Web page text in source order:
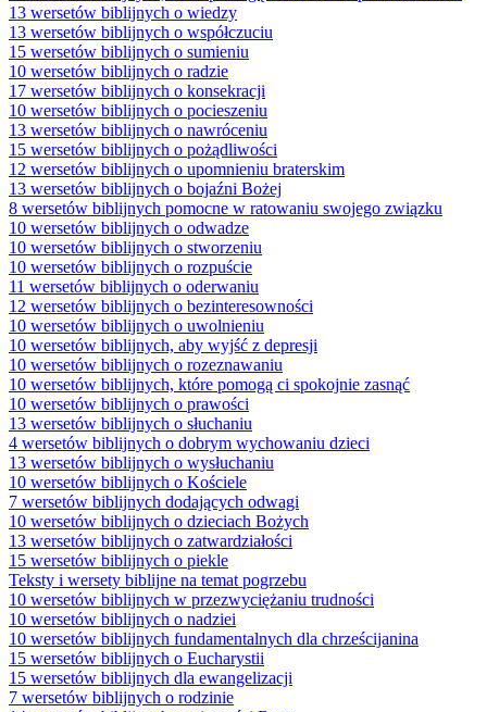
13 wersetów biblijnych o wiedzy
13 wersetów biblijnych o współczuciu
15 wersetów biblijnych o sumieniu
10 wersetów biblijnych o radzie
17 wersetów biblijnych o konsekracji
10 wersetów biblijnych o pocieszeniu
13 wersetów biblijnych o nawróceniu
15 wersetów biblijnych o pożądliwości
12 wersetów biblijnych o upomnieniu braterskim
13 wersetów biblijnych o bojaźni Bożej
8 wersetów biblijnych pomocne w ratowaniu swojego związku
10 wersetów biblijnych o odwadze
10 wersetów biblijnych o stworzeniu
10 wersetów biblijnych o rozpuście
11 wersetów biblijnych o oderwaniu
12 wersetów biblijnych o bezinteresowności
10 wersetów biblijnych o uwolnieniu
10 wersetów biblijnych, aby wyjść z depresji
10 wersetów biblijnych o rozeznawaniu
10 wersetów biblijnych, które pomogą ci spokojnie zasnąć
10 wersetów biblijnych o prawości
13 wersetów biblijnych o słuchaniu
4 wersetów biblijnych o dobrym wychowaniu dzieci
13 wersetów biblijnych o wysłuchaniu
10 wersetów biblijnych o Kościele
7 wersetów biblijnych dodających odwagi
10 wersetów biblijnych o dzieciach Bożych
13 wersetów biblijnych o zatwardziałości
15 wersetów biblijnych o piekle
Teksty i wersety biblijne na temat pogrzebu
10 wersetów biblijnych w przezwyciężaniu trudności
10 wersetów biblijnych o nadziei
10 wersetów biblijnych fundamentalnych dla chrześcijanina
15 wersetów biblijnych o Eucharystii
15 wersetów biblijnych dla ewangelizacji
7 wersetów biblijnych o rodzinie